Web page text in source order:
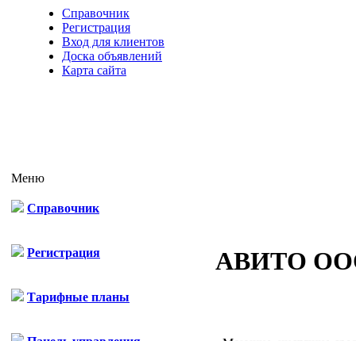
Справочник
Регистрация
Вход для клиентов
Доска объявлений
Карта сайта
Меню
Справочник
Регистрация
Тарифные планы
АВИТО